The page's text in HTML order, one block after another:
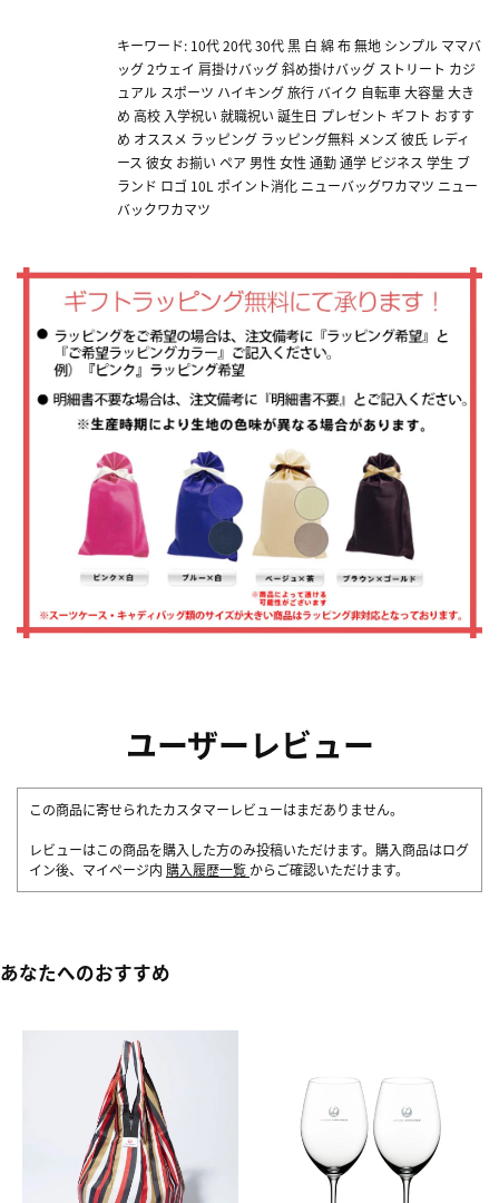
キーワード: 10代 20代 30代 黒 白 綿 布 無地 シンプル ママバ
ッグ 2ウェイ 肩掛けバッグ 斜め掛けバッグ ストリート カジ
ュアル スポーツ ハイキング 旅行 バイク 自転車 大容量 大き
め 高校 入学祝い 就職祝い 誕生日 プレゼント ギフト おすす
め オススメ ラッピング ラッピング無料 メンズ 彼氏 レディ
ース 彼女 お揃い ペア 男性 女性 通勤 通学 ビジネス 学生 ブ
ランド ロゴ 10L ポイント消化 ニューバッグワカマツ ニュー
バックワカマツ
ユーザーレビュー
この商品に寄せられたカスタマーレビューはまだありません。
レビューはこの商品を購入した方のみ投稿いただけます。購入商品はログ
イン後、マイページ内 購入履歴一覧 からご確認いただけます。
あなたへのおすすめ